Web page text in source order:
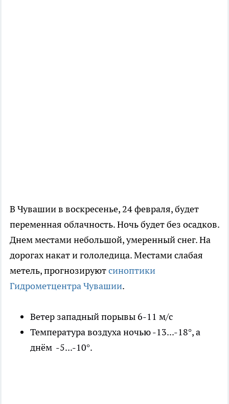
В Чувашии в воскресенье, 24 февраля, будет
переменная облачность. Ночь будет без осадков.
Днем местами небольшой, умеренный снег. На
дорогах накат и гололедица. Местами слабая
метель, прогнозируютсиноптики
Гидрометцентра Чувашии.
Ветер западный порывы 6-11 м/с
Температура воздуха ночью -13...-18°, а
днём -5...-10°.